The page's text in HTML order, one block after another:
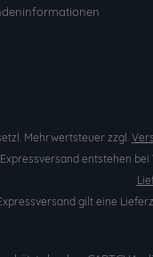
Mehrwertsteuer zzgl.
entstehen
gilt eine